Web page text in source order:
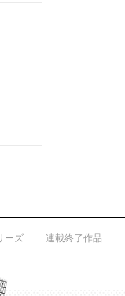
ーズ 連載終了作品